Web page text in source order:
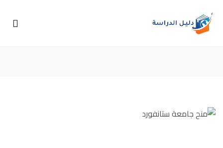
كيفية التقدم لمنح جامعة ستانفورد